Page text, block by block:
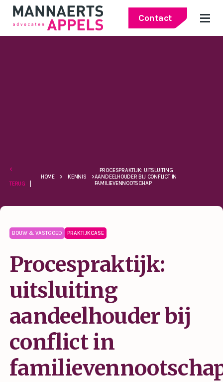
Contact
<
TERUG
HOME > KENNIS >
PROCESPRAKTIJK: UITSLUITING
AANDEELHOUDER BIJ CONFLICT IN
FAMILIEVENNOOTSCHAP
BOUW & VASTGOED PRAKTIJKCASE
Procespraktijk:
uitsluiting
aandeelhouder bij
conflict in